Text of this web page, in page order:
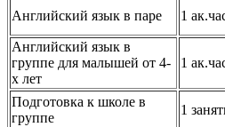
Английский язык в паре 1
Английский язык в
группе для малышей от 4-
х лет
1
Подготовка к школе в
группе
1